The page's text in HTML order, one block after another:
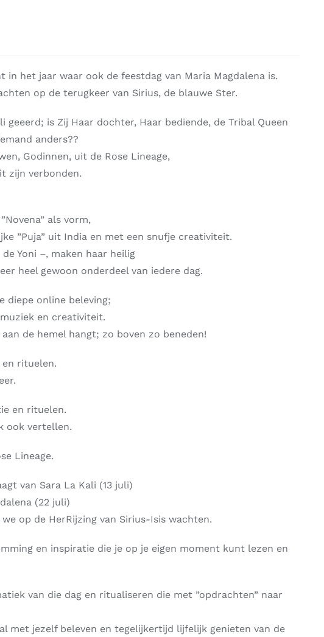
in het jaar waar ook de feestdag van Maria Magdalena is.
op de terugkeer van Sirius, de blauwe Ster.
is Zij Haar dochter, Haar bediende, de Tribal Queen
anders??
Godinnen, uit de Rose Lineage,
zijn verbonden.
als vorm,
”Puja” uit India en met een snufje creativiteit.
Yoni –, maken haar heilig
heel gewoon onderdeel van iedere dag.
diepe online beleving;
en creativiteit.
de hemel hangt; zo boven zo beneden!
rituelen.
en rituelen.
ook vertellen.
Lineage.
van Sara La Kali (13 juli)
(22 juli)
op de HerRijzing van Sirius-Isis wachten.
en inspiratie die je op je eigen moment kunt lezen en
van die dag en ritualiseren die met ”opdrachten” naar
met jezelf beleven en tegelijkertijd lijfelijk genieten van de